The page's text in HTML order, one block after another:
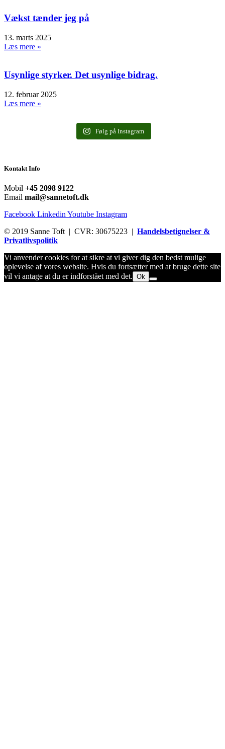
Vækst tænder jeg på
13. marts 2025
Læs mere »
Usynlige styrker. Det usynlige bidrag.
12. februar 2025
Læs mere »
Følg på Instagram
Kontakt Info
Mobil +45 2098 9122
Email mail@sannetoft.dk
Facebook LinkedinYoutube Instagram
© 2019 Sanne Toft | CVR: 30675223 | Handelsbetignelser &
Privatlivspolitik
Vi anvender cookies for at sikre at vi giver dig den bedst mulige
oplevelse af vores website. Hvis du fortsætter med at bruge dette site
vil vi antage at du er indforstået med det. Ok